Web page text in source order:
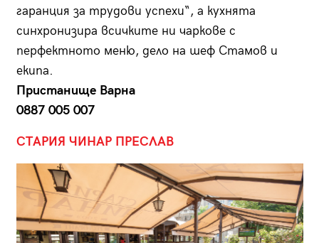
гаранция за трудови успехи“, а кухнята
синхронизира всичките ни чаркове с
перфектното меню, дело на шеф Стамов и
екипа.
Пристанище Варна
0887 005 007
СТАРИЯ ЧИНАР ПРЕСЛАВ